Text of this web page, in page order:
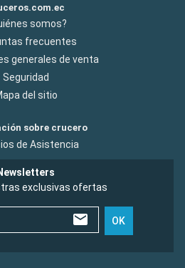
somos?
frecuentes
generales de venta
Seguridad
del sitio
sobre crucero
de Asistencia
exclusivas ofertas
OK